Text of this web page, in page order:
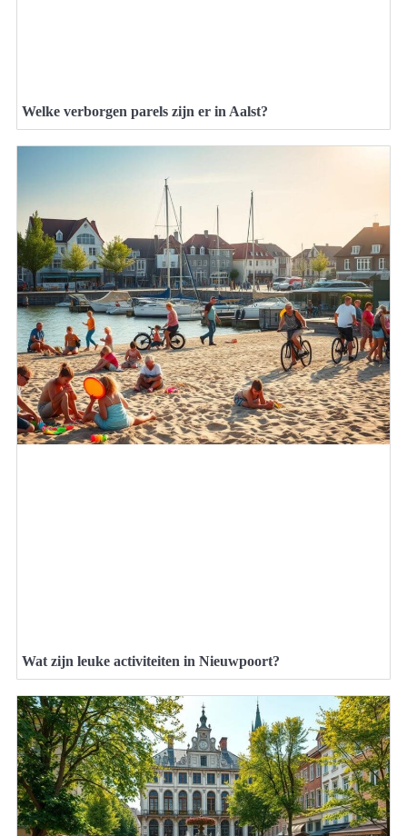
Welke verborgen parels zijn er in Aalst?
Wat zijn leuke activiteiten in Nieuwpoort?